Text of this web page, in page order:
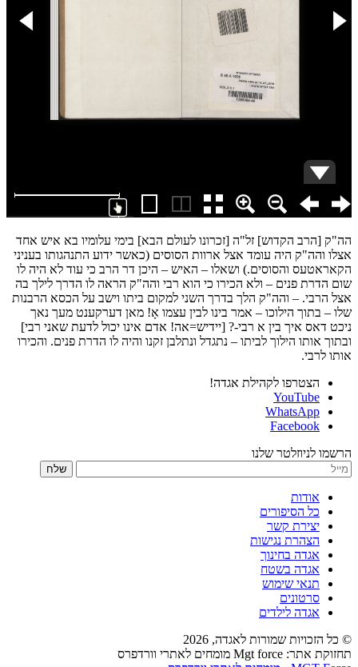
הה"ק [הרב הקדוש] זל"ה [זכרונו לעולם הבא] בימי עלומיו בא איש אחד
אצלו והה"ק היה עומד אצל ארוות הסוסים (כאשר ידוע התנהגותו בעניני
הקאראטעס והסוסים.) ושאלו – האיש – היכן דר הרב כי עוד לא היה לו
שום הדרת פנים – ולא הכירו כי הוא רבי והה"ק הראה לו הדרך לילך בה
אצל הרבי. – והה"ק הלך בדרך השני למקום ביתו וישב על הכסא הרבנות
שלו – בתוך הילוכו – אמר בינו לבין עצמו אָ! מאן דערקענט מעך נאך
ניכט דאס איך בין א רבי-? [יידיש=אה! אדם אינו יכול לדעת שאני רבי]
ובתוך אותו הילוך לביתו – נתגדל ונתלבן זקנו והיה לו הדרת פנים. והכירו
אותו לרבי.
הצטרפו לקהילת אגדה!
YouTube
WhatsApp
Facebook
הרשמו לניוזלטר שלנו
שלח
אודות
כל הסיפורים
יצירת קשר
הצהרת נגישות
אגדה בחינוך
אגדה בשטח
תנאי שימוש
סרטונים
אגדה לילדים
© כל הזכויות שמורות לאגדה, 2026
תחזוקת אתר: Mgt force מומחים לאתרי וורדפרס